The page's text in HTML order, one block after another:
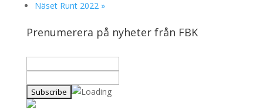
Näset Runt 2022 »
Prenumerera på nyheter från FBK